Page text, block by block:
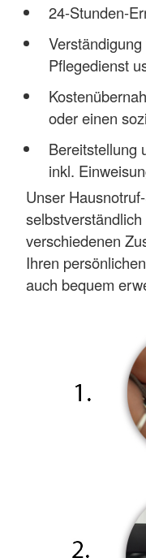
24-Stunden-
Pflegedienst
oder einen
Bereitstellung
inkl.
Unser
verschiedenen
Ihren
auch bequem